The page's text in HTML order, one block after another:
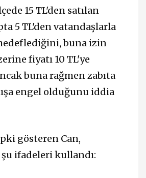
15 TL'den satılan
5 TL'den vatandaşlarla
buna izin
fiyatı 10 TL'ye
buna rağmen zabıta
engel olduğunu iddia
gösteren Can,
şu ifadeleri kullandı: